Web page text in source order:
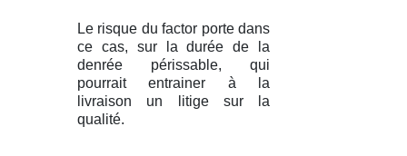
Le risque du factor porte dans
ce cas, sur la durée de la
denrée périssable, qui
pourrait entrainer à la
livraison un litige sur la
qualité.